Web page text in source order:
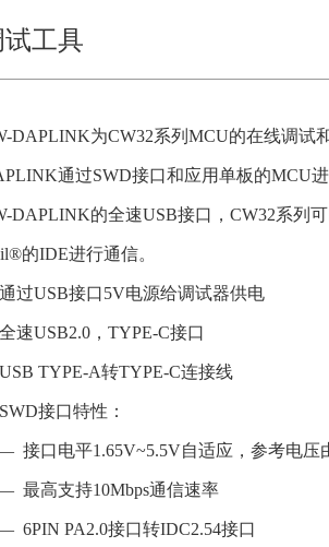
试工具
DAPLINK为CW32系列MCU的在线调试
通过SWD接口和应用单板的MCU
DAPLINK的全速USB接口，CW32系列
的IDE进行通信。
过USB接口5V电源给调试器供电
速USB2.0，TYPE-C接口
TYPE-A转TYPE-C连接线
接口特性：